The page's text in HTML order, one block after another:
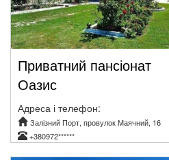
Приватний пансіонат
Оазис
Адреса і телефон:
Залізний Порт, провулок Маячний, 16
+380972******